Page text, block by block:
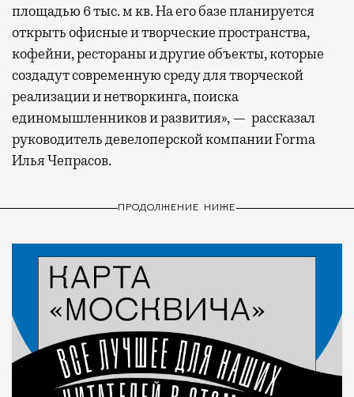
площадью 6 тыс. м кв. На его базе планируется
открыть офисные и творческие пространства,
кофейни, рестораны и другие объекты, которые
создадут современную среду для творческой
реализации и нетворкинга, поиска
единомышленников и развития», — рассказал
руководитель девелоперской компании Forma
Илья Чепрасов.
ПРОДОЛЖЕНИЕ НИЖЕ